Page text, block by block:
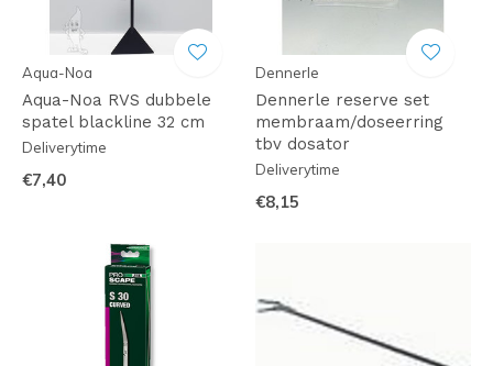
Aqua-Noa
Aqua-Noa RVS dubbele
spatel blackline 32 cm
Deliverytime
€7,40
Dennerle
Dennerle reserve set
membraam/doseerring
tbv dosator
Deliverytime
€8,15